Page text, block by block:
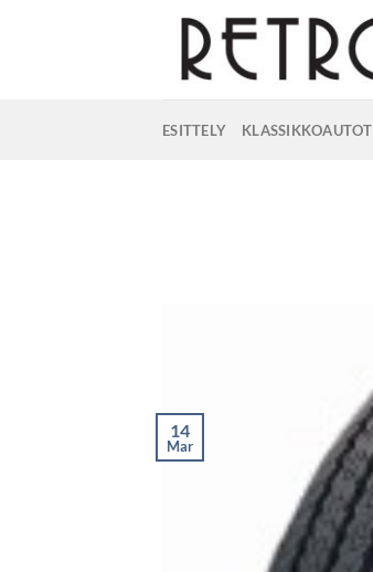
ESITTELY KLASSIKKOAUTOT
14
Mar